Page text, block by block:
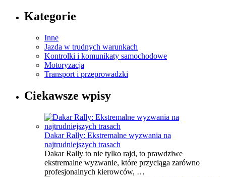
Kategorie
Inne
Jazda w trudnych warunkach
Kontrolki i komunikaty samochodowe
Motoryzacja
Transport i przeprowadzki
Ciekawsze wpisy
Dakar Rally: Ekstremalne wyzwania na
najtrudniejszych trasach
Dakar Rally to nie tylko rajd, to prawdziwe
ekstremalne wyzwanie, które przyciąga zarówno
profesjonalnych kierowców, …